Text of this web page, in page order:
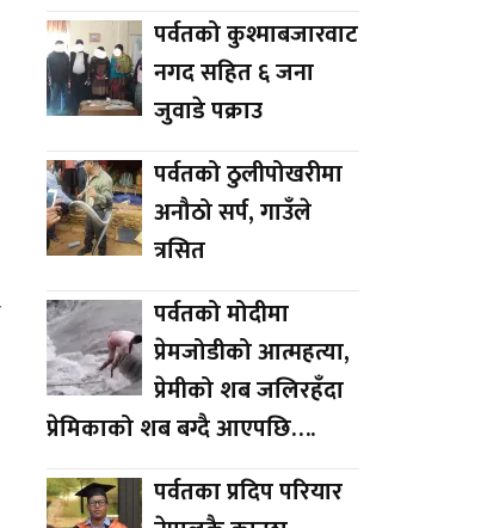
पर्वतको कुश्माबजारवाट
नगद सहित ६ जना
जुवाडे पक्राउ
पर्वतको ठुलीपोखरीमा
अनौठो सर्प, गाउँले
त्रसित
पर्वतको मोदीमा
प्रेमजोडीको आत्महत्या,
प्रेमीको शब जलिरहँदा
प्रेमिकाको शब बग्दै आएपछि….
पर्वतका प्रदिप परियार